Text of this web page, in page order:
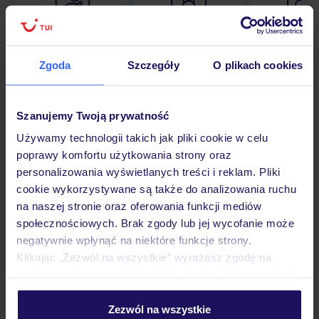
Zgoda Szczegóły O plikach cookies
Szanujemy Twoją prywatność
Używamy technologii takich jak pliki cookie w celu
poprawy komfortu użytkowania strony oraz
personalizowania wyświetlanych treści i reklam. Pliki
cookie wykorzystywane są także do analizowania ruchu
na naszej stronie oraz oferowania funkcji mediów
społecznościowych. Brak zgody lub jej wycofanie może
negatywnie wpłynąć na niektóre funkcje strony.
Klikając „Zezwól na wszystkie” wyrażasz zgodę na
personalizować swój wybór wchodząc w zakładkę
Zezwól na wszystkie
Lider niskich cen 30 lat w
Hotel
Pokoje
Wyżywienie
Atrakcje